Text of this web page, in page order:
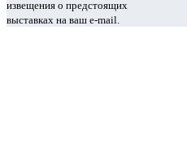
извещения о предстоящих
выставках на ваш e-mail.